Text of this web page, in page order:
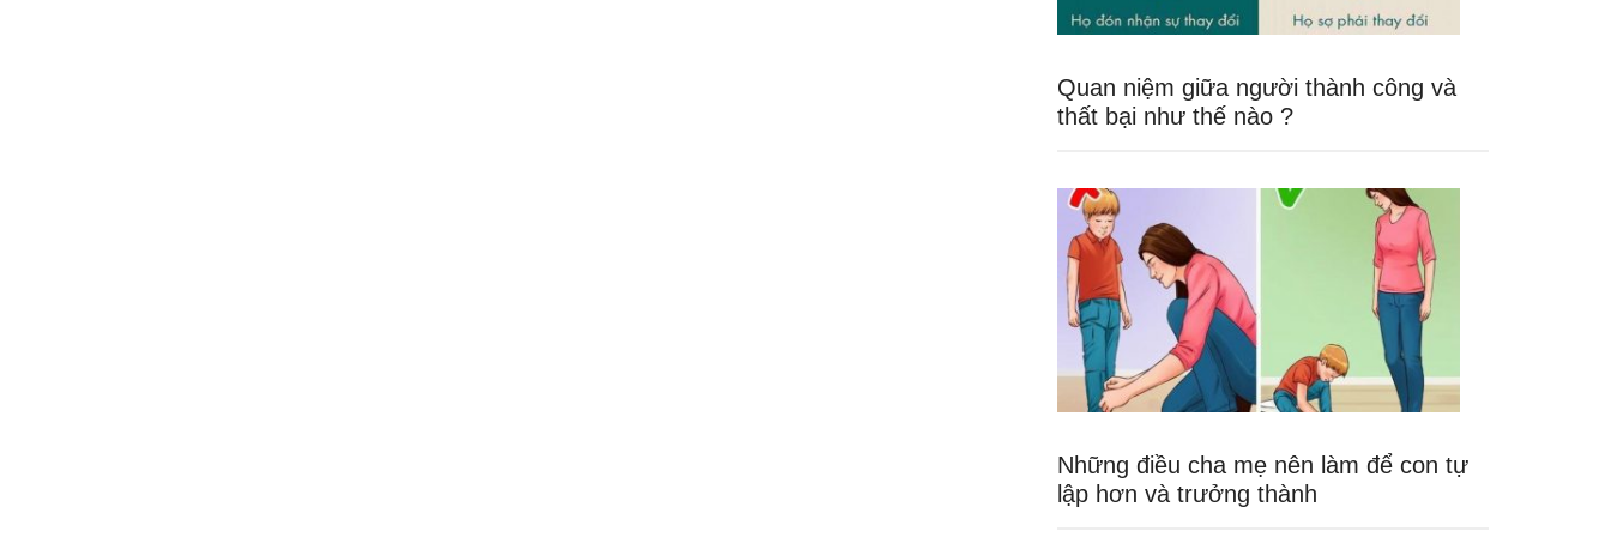
Quan niệm giữa người thành công và
thất bại như thế nào ?
Những điều cha mẹ nên làm để con tự
lập hơn và trưởng thành